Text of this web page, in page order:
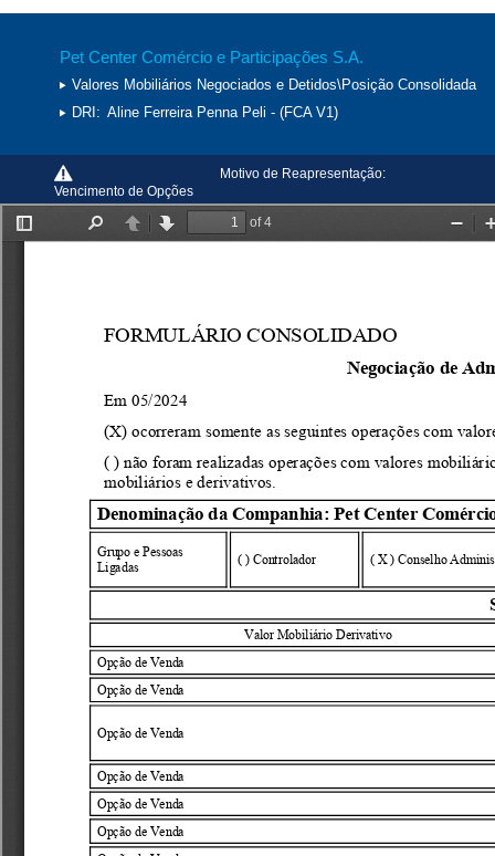
Pet Center Comércio e Participações S.A.
Valores Mobiliários Negociados e Detidos\Posição Consolidada
DRI: Aline Ferreira Penna Peli - (FCA V1)
Motivo de Reapresentação:
Vencimento de Opções